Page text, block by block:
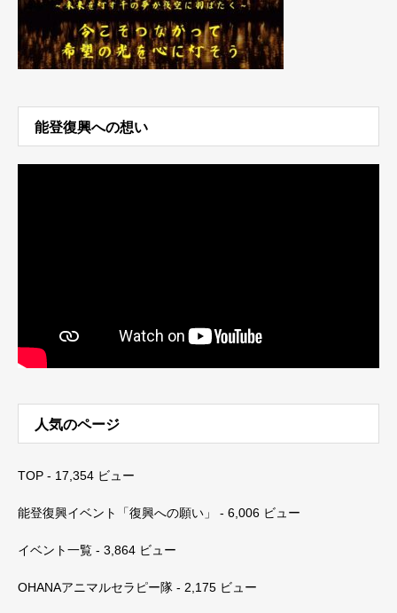
能登復興への想い
人気のページ
TOP - 17,354 ビュー
能登復興イベント「復興への願い」 - 6,006 ビュー
イベント一覧 - 3,864 ビュー
OHANAアニマルセラピー隊 - 2,175 ビュー